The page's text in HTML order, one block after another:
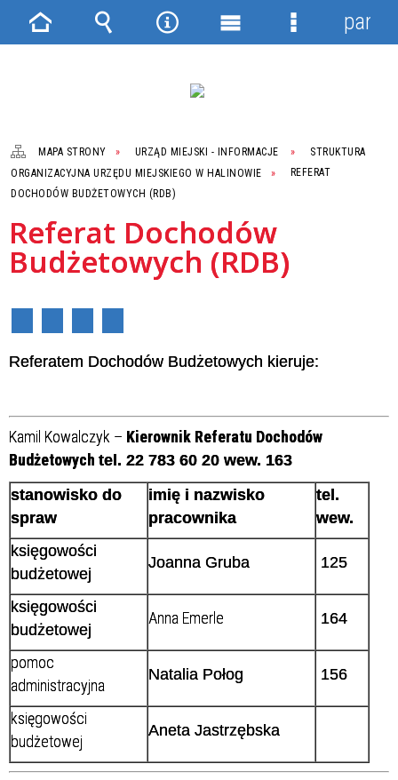
MAPA STRONY URZĄD MIEJSKI - INFORMACJE
STRUKTURA
ORGANIZACYJNA URZĘDU MIEJSKIEGO W HALINOWIE
REFERAT
DOCHODÓW BUDŻETOWYCH (RDB)
Referat Dochodów
Budżetowych (RDB)
Referatem Dochodów Budżetowych kieruje:
Kamil Kowalczyk – Kierownik Referatu Dochodów
Budżetowych tel. 22 783 60 20 wew. 163
stanowisko do
spraw
imię i nazwisko
pracownika
tel.
wew.
księgowości
budżetowej
Joanna Gruba 125
księgowości
budżetowej
Anna Emerle 164
pomoc
administracyjna
Natalia Połog 156
księgowości
budżetowej
Aneta Jastrzębska
Strona Wyszukiwarka
NarzędziaMenu
Menu
panel